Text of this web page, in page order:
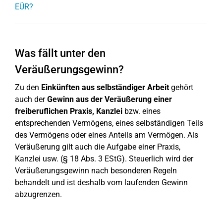
EÜR?
Was fällt unter den
Veräußerungsgewinn?
Zu den Einkünften aus selbständiger Arbeitgehört
auch derGewinn aus der Veräußerung einer
freiberuflichen Praxis, Kanzlei bzw. eines
entsprechenden Vermögens, eines selbständigen Teils
des Vermögens oder eines Anteils am Vermögen. Als
Veräußerung gilt auch die Aufgabe einer Praxis,
Kanzlei usw. (§ 18 Abs. 3 EStG). Steuerlich wird der
Veräußerungsgewinn nach besonderen Regeln
behandelt und ist deshalb vom laufenden Gewinn
abzugrenzen.